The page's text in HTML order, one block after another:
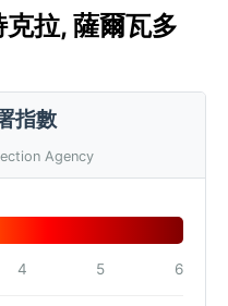
拉, 薩爾瓦多
指數
Agency
4 5 6